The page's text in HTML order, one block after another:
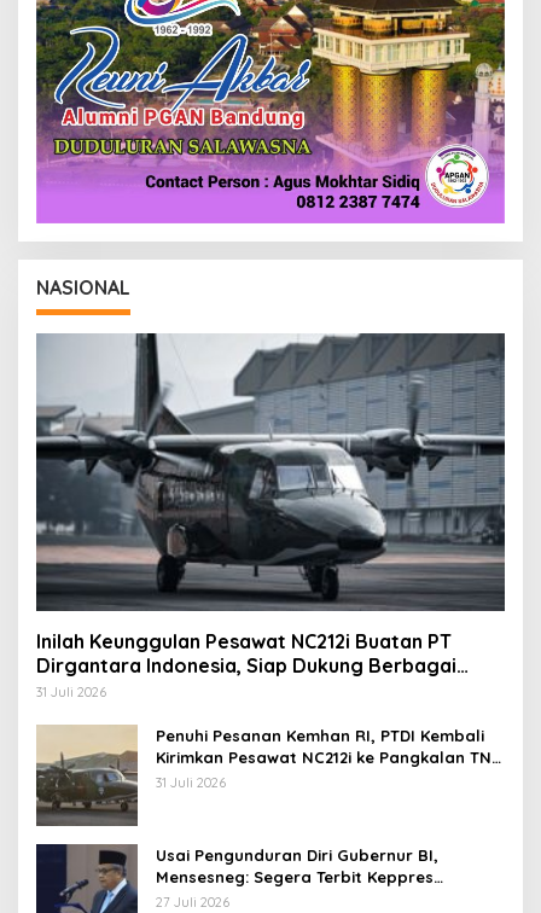
NASIONAL
Inilah Keunggulan Pesawat NC212i Buatan PT
Dirgantara Indonesia, Siap Dukung Berbagai
Operasi TNI
31 Juli 2026
Penuhi Pesanan Kemhan RI, PTDI Kembali
Kirimkan Pesawat NC212i ke Pangkalan TNI
AU
31 Juli 2026
Usai Pengunduran Diri Gubernur BI,
Mensesneg: Segera Terbit Keppres
Pemberhentian dengan Hormat
27 Juli 2026